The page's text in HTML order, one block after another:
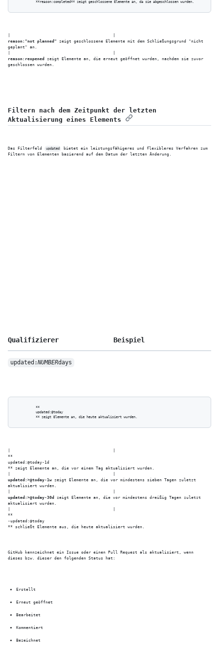
reason:"not planned" zeigt geschlossene Elemente mit dem Schließungsgrund "nicht
geplant" an.
reason:reopened
zeigt Elemente an, die erneut geöffnet wurden, nachdem sie zuvor
geschlossen wurden.
Filtern nach dem Zeitpunkt der letzten
Aktualisierung eines Elements
Das Filterfeld updated
bietet ein leistungsfähigeres und flexibleres Verfahren zum
Filtern von Elementen basierend auf dem Datum der letzten Änderung.
Qualifizierer Beispiel
updated:NUMBERdays
**
updated:@today-1d
** zeigt Elemente an, die vor einem Tag aktualisiert wurden.
updated:>@today-1w zeigt Elemente an, die vor mindestens sieben Tagen zuletzt
aktualisiert wurden.
updated:>@today-30d
zeigt Elemente an, die vor mindestens dreißig Tagen zuletzt
aktualisiert wurden.
**
-updated:@today
** schließt Elemente aus, die heute aktualisiert wurden.
GitHub kennzeichnet ein Issue oder einen Pull Request als aktualisiert, wenn
dieses bzw. dieser den folgenden Status hat:
Erstellt
Erneut geöffnet
Bearbeitet
Kommentiert
Bezeichnet